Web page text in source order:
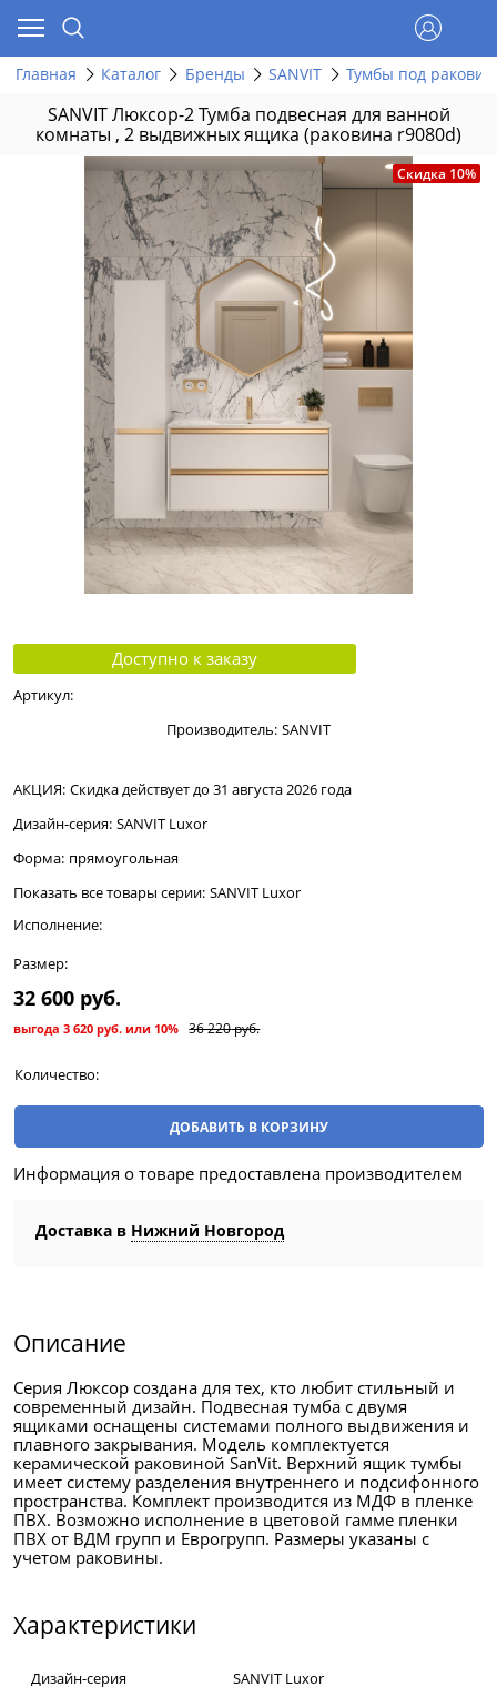
Главная Каталог Бренды SANVIT Тумбы под
SANVIT Люксор-2 Тумба подвесная для ванной
комнаты , 2 выдвижных ящика (раковина r9080d)
Скидка 10%
Доступно к заказу
Артикул:
Производитель: SANVIT
АКЦИЯ: Скидка действует до 31 августа 2026 года
Дизайн-серия: SANVIT Luxor
Форма: прямоугольная
Показать все товары серии: SANVIT Luxor
Исполнение:
Размер:
36 220 руб.
32 600 руб.
выгода 3 620 руб. или 10%
Количество:
ДОБАВИТЬ В КОРЗИНУ
Информация о товаре предоставлена производителем
Доставка в Нижний Новгород
Описание
Серия Люксор создана для тех, кто любит стильный и
современный дизайн. Подвесная тумба с двумя
ящиками оснащены системами полного выдвижения и
плавного закрывания. Модель комплектуется
керамической раковиной SanVit. Верхний ящик тумбы
имеет систему разделения внутреннего и подсифонного
пространства. Комплект производится из МДФ в пленке
ПВХ. Возможно исполнение в цветовой гамме пленки
ПВХ от ВДМ групп и Еврогрупп. Размеры указаны с
учетом раковины.
Характеристики
Дизайн-серия
SANVIT Luxor